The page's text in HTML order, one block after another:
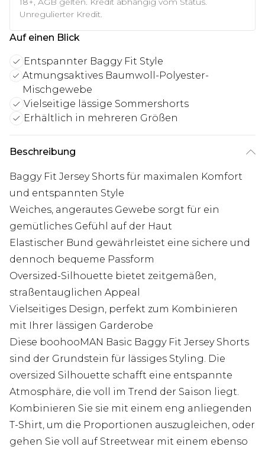
Unregulierter Kredit.
Auf einen Blick
Entspannter Baggy Fit Style
Atmungsaktives Baumwoll-Polyester-
Mischgewebe
Vielseitige lässige Sommershorts
Erhältlich in mehreren Größen
Beschreibung
Baggy Fit Jersey Shorts für maximalen Komfort
und entspannten Style
Weiches, angerautes Gewebe sorgt für ein
gemütliches Gefühl auf der Haut
Elastischer Bund gewährleistet eine sichere und
dennoch bequeme Passform
Oversized-Silhouette bietet zeitgemäßen,
straßentauglichen Appeal
Vielseitiges Design, perfekt zum Kombinieren
mit Ihrer lässigen Garderobe
Diese boohooMAN Basic Baggy Fit Jersey Shorts
sind der Grundstein für lässiges Styling. Die
oversized Silhouette schafft eine entspannte
Atmosphäre, die voll im Trend der Saison liegt.
Kombinieren Sie sie mit einem eng anliegenden
T-Shirt, um die Proportionen auszugleichen, oder
gehen Sie voll auf Streetwear mit einem ebenso